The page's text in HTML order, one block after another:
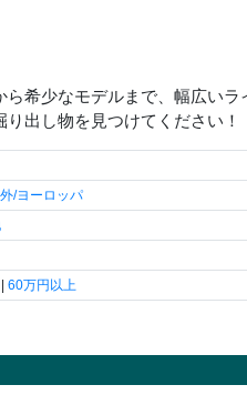
希少なモデルまで、幅広いラ
出し物を見つけてください！
/ヨーロッパ
60万円以上